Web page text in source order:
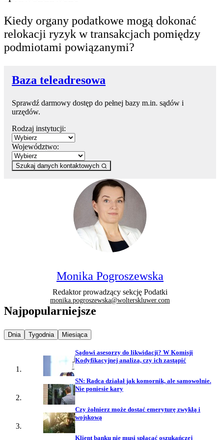
Kiedy organy podatkowe mogą dokonać
relokacji ryzyk w transakcjach pomiędzy
podmiotami powiązanymi?
Baza teleadresowa
Sprawdź darmowy dostęp do pełnej bazy m.in. sądów i
urzędów.
Rodzaj instytucji:
Województwo:
Szukaj danych kontaktowych
Monika Pogroszewska
Redaktor prowadzący sekcję Podatki
monika.pogroszewska@wolterskluwer.com
Najpopularniejsze
Najpopularniejsze wiadomości z
Dnia Najpopularniejsze wiadomości z
Tygodnia Najpopularniejsze wiadomości z
Miesiąca
Sądowi asesorzy do likwidacji? W Komisji
Kodyfikacyjnej analiza, czy ich zastąpić
SN: Radca działał jak komornik, ale samowolnie.
Nie poniesie kary
Czy żołnierz może dostać emeryturę zwykłą i
wojskową
Klient banku nie musi spłacać oszukańczej